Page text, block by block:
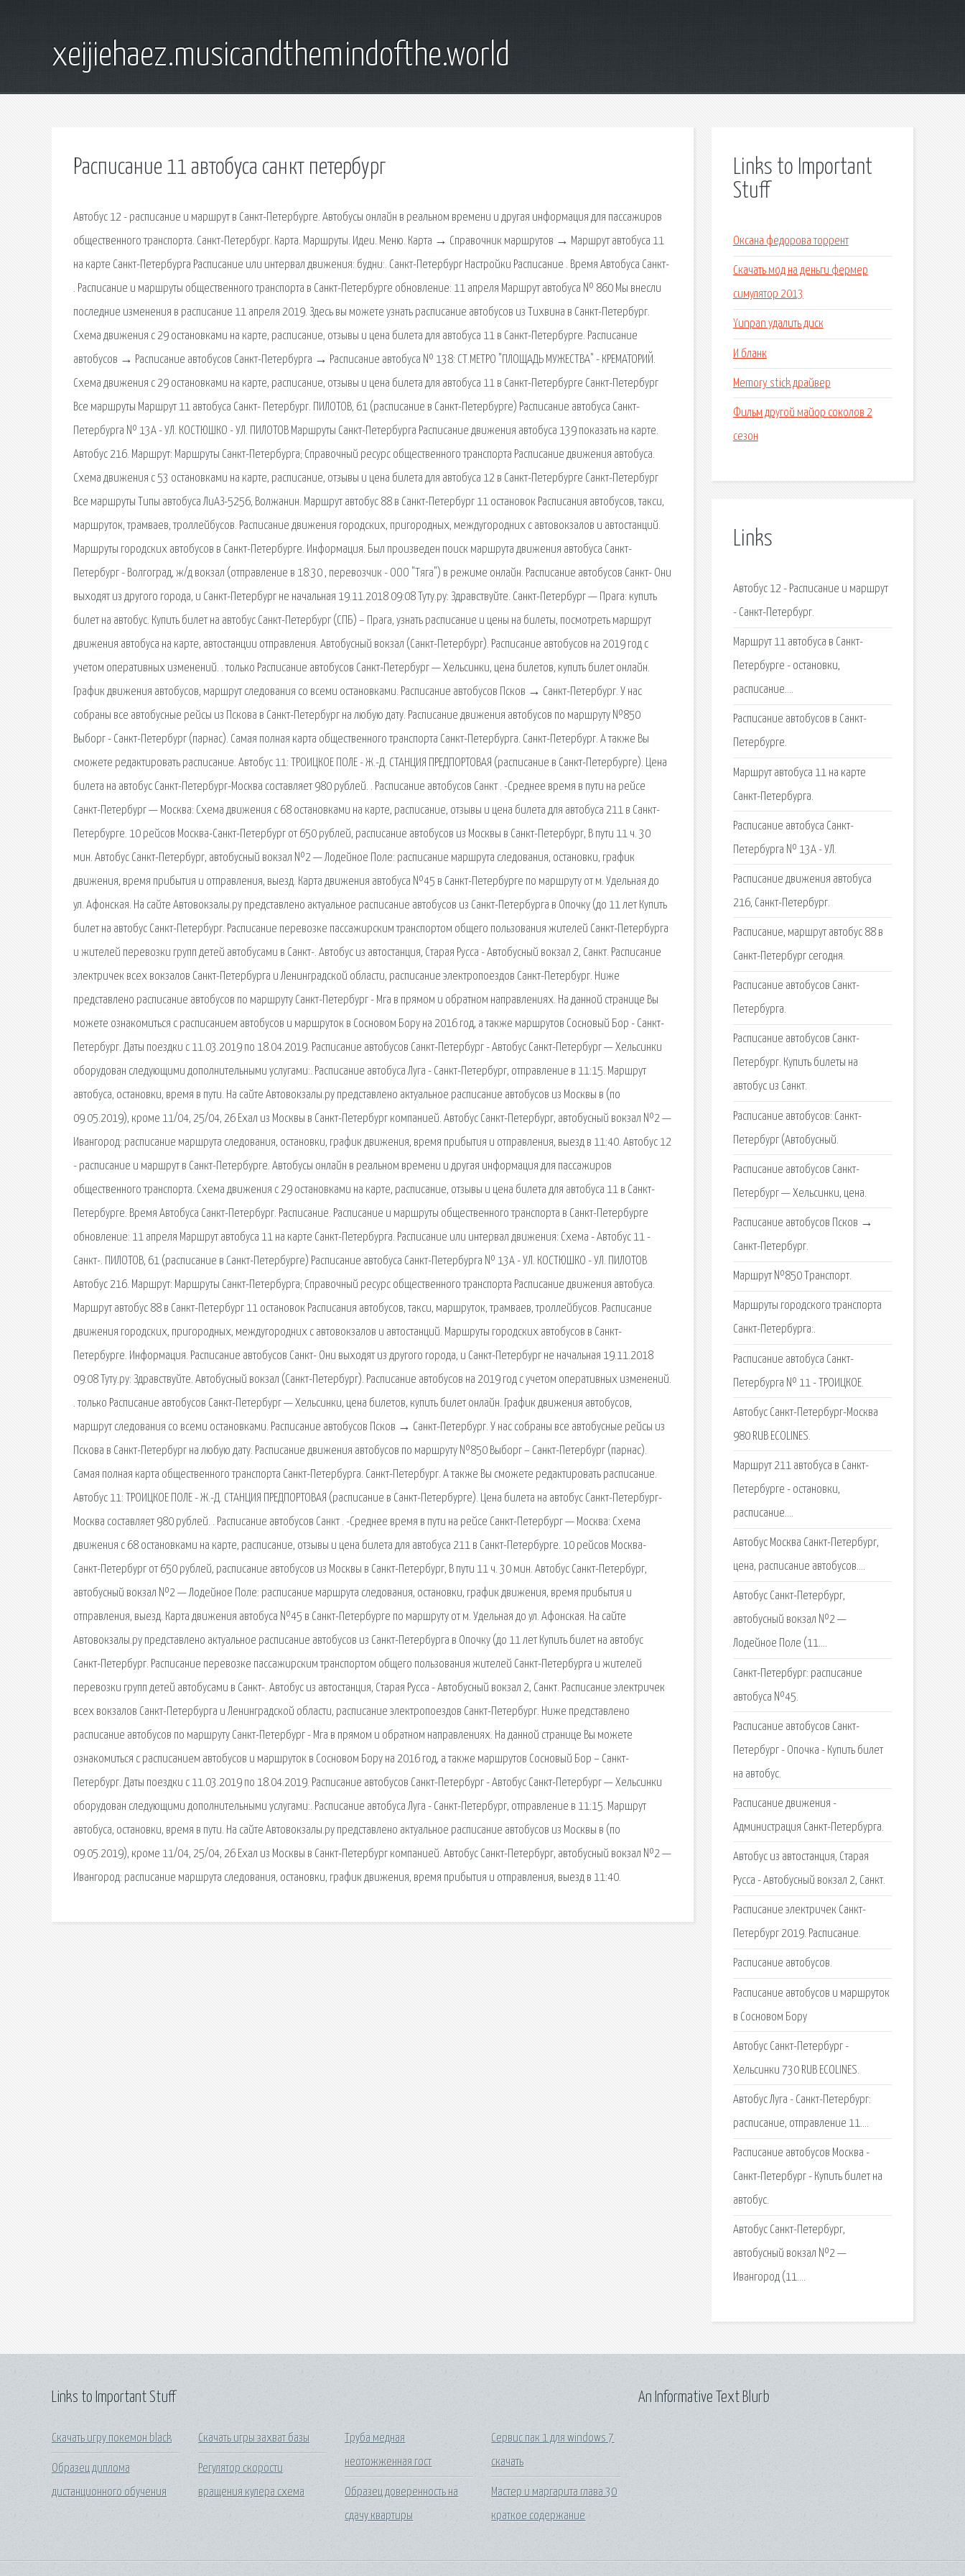
xeijiehaez.musicandthemindofthe.world
Расписание 11 автобуса санкт петербург
Автобус 12 - расписание и маршрут в Санкт-Петербурге. Автобусы онлайн в реальном времени и другая информация для пассажиров
общественного транспорта. Санкт-Петербург. Карта. Маршруты. Идеи. Меню. Карта → Справочник маршрутов → Маршрут автобуса 11
на карте Санкт-Петербурга Расписание или интервал движения: будни:. Санкт-Петербург Настройки Расписание . Время Автобуса Санкт-
. Расписание и маршруты общественного транспорта в Санкт-Петербурге обновление: 11 апреля Маршрут автобуса № 860 Мы внесли
последние изменения в расписание 11 апреля 2019. Здесь вы можете узнать расписание автобусов из Тихвина в Санкт-Петербург.
Схема движения с 29 остановками на карте, расписание, отзывы и цена билета для автобуса 11 в Санкт-Петербурге. Расписание
автобусов → Расписание автобусов Санкт-Петербурга → Расписание автобуса № 138: СТ.МЕТРО "ПЛОЩАДЬ МУЖЕСТВА" - КРЕМАТОРИЙ.
Схема движения с 29 остановками на карте, расписание, отзывы и цена билета для автобуса 11 в Санкт-Петербурге Санкт-Петербург
Все маршруты Маршрут 11 автобуса Санкт- Петербург. ПИЛОТОВ, 61 (расписание в Санкт-Петербурге) Расписание автобуса Санкт-
Петербурга № 13А - УЛ. КОСТЮШКО - УЛ. ПИЛОТОВ Маршруты Санкт-Петербурга Расписание движения автобуса 139 показать на карте.
Автобус 216. Маршрут: Маршруты Санкт-Петербурга; Справочный ресурс общественного транспорта Расписание движения автобуса.
Схема движения с 53 остановками на карте, расписание, отзывы и цена билета для автобуса 12 в Санкт-Петербурге Санкт-Петербург
Все маршруты Типы автобуса ЛиАЗ-5256, Волжанин. Маршрут автобус 88 в Санкт-Петербург 11 остановок Расписания автобусов, такси,
маршруток, трамваев, троллейбусов. Расписание движения городских, пригородных, междугородних с автовокзалов и автостанций.
Маршруты городских автобусов в Санкт-Петербурге. Информация. Был произведен поиск маршрута движения автобуса Санкт-
Петербург - Волгоград, ж/д вокзал (отправление в 18:30 , перевозчик - ООО "Тяга") в режиме онлайн. Расписание автобусов Санкт- Они
выходят из другого города, и Санкт-Петербург не начальная 19.11.2018 09:08 Туту.ру: Здравствуйте. Санкт-Петербург — Прага: купить
билет на автобус. Купить билет на автобус Санкт-Петербург (СПБ) – Прага, узнать расписание и цены на билеты, посмотреть маршрут
движения автобуса на карте, автостанции отправления. Автобусный вокзал (Санкт-Петербург). Расписание автобусов на 2019 год с
учетом оперативных изменений. . только Расписание автобусов Санкт-Петербург — Хельсинки, цена билетов, купить билет онлайн.
График движения автобусов, маршрут следования со всеми остановками. Расписание автобусов Псков → Санкт-Петербург. У нас
собраны все автобусные рейсы из Пскова в Санкт-Петербург на любую дату. Расписание движения автобусов по маршруту №850
Выборг - Санкт-Петербург (парнас). Самая полная карта общественного транспорта Санкт-Петербурга. Санкт-Петербург. А также Вы
сможете редактировать расписание. Автобус 11: ТРОИЦКОЕ ПОЛЕ - Ж.-Д. СТАНЦИЯ ПРЕДПОРТОВАЯ (расписание в Санкт-Петербурге). Цена
билета на автобус Санкт-Петербург-Москва составляет 980 рублей. . Расписание автобусов Санкт . -Среднее время в пути на рейсе
Санкт-Петербург — Москва: Схема движения с 68 остановками на карте, расписание, отзывы и цена билета для автобуса 211 в Санкт-
Петербурге. 10 рейсов Москва-Санкт-Петербург от 650 рублей, расписание автобусов из Москвы в Санкт-Петербург, В пути 11 ч. 30
мин. Автобус Санкт-Петербург, автобусный вокзал №2 — Лодейное Поле: расписание маршрута следования, остановки, график
движения, время прибытия и отправления, выезд. Карта движения автобуса №45 в Санкт-Петербурге по маршруту от м. Удельная до
ул. Афонская. На сайте Автовокзалы.ру представлено актуальное расписание автобусов из Санкт-Петербурга в Опочку (до 11 лет Купить
билет на автобус Санкт-Петербург. Расписание перевозке пассажирским транспортом общего пользования жителей Санкт-Петербурга
и жителей перевозки групп детей автобусами в Санкт-. Автобус из автостанция, Старая Русса - Автобусный вокзал 2, Санкт. Расписание
электричек всех вокзалов Санкт-Петербурга и Ленинградской области, расписание электропоездов Санкт-Петербург. Ниже
представлено расписание автобусов по маршруту Санкт-Петербург - Мга в прямом и обратном направлениях. На данной странице Вы
можете ознакомиться с расписанием автобусов и маршруток в Сосновом Бору на 2016 год, а также маршрутов Сосновый Бор - Санкт-
Петербург. Даты поездки с 11.03.2019 по 18.04.2019. Расписание автобусов Санкт-Петербург - Автобус Санкт-Петербург — Хельсинки
оборудован следующими дополнительными услугами:. Расписание автобуса Луга - Санкт-Петербург, отправление в 11:15. Маршрут
автобуса, остановки, время в пути. На сайте Автовокзалы.ру представлено актуальное расписание автобусов из Москвы в (по
09.05.2019), кроме 11/04, 25/04, 26 Ехал из Москвы в Санкт-Петербург компанией. Автобус Санкт-Петербург, автобусный вокзал №2 —
Ивангород: расписание маршрута следования, остановки, график движения, время прибытия и отправления, выезд в 11:40. Автобус 12
- расписание и маршрут в Санкт-Петербурге. Автобусы онлайн в реальном времени и другая информация для пассажиров
общественного транспорта. Схема движения с 29 остановками на карте, расписание, отзывы и цена билета для автобуса 11 в Санкт-
Петербурге. Время Автобуса Санкт-Петербург. Расписание. Расписание и маршруты общественного транспорта в Санкт-Петербурге
обновление: 11 апреля Маршрут автобуса 11 на карте Санкт-Петербурга. Расписание или интервал движения: Схема - Автобус 11 -
Санкт-. ПИЛОТОВ, 61 (расписание в Санкт-Петербурге) Расписание автобуса Санкт-Петербурга № 13А - УЛ. КОСТЮШКО - УЛ. ПИЛОТОВ
Автобус 216. Маршрут: Маршруты Санкт-Петербурга; Справочный ресурс общественного транспорта Расписание движения автобуса.
Маршрут автобус 88 в Санкт-Петербург 11 остановок Расписания автобусов, такси, маршруток, трамваев, троллейбусов. Расписание
движения городских, пригородных, междугородних с автовокзалов и автостанций. Маршруты городских автобусов в Санкт-
Петербурге. Информация. Расписание автобусов Санкт- Они выходят из другого города, и Санкт-Петербург не начальная 19.11.2018
09:08 Туту.ру: Здравствуйте. Автобусный вокзал (Санкт-Петербург). Расписание автобусов на 2019 год с учетом оперативных изменений.
. только Расписание автобусов Санкт-Петербург — Хельсинки, цена билетов, купить билет онлайн. График движения автобусов,
маршрут следования со всеми остановками. Расписание автобусов Псков → Санкт-Петербург. У нас собраны все автобусные рейсы из
Пскова в Санкт-Петербург на любую дату. Расписание движения автобусов по маршруту №850 Выборг – Санкт-Петербург (парнас).
Самая полная карта общественного транспорта Санкт-Петербурга. Санкт-Петербург. А также Вы сможете редактировать расписание.
Автобус 11: ТРОИЦКОЕ ПОЛЕ - Ж.-Д. СТАНЦИЯ ПРЕДПОРТОВАЯ (расписание в Санкт-Петербурге). Цена билета на автобус Санкт-Петербург-
Москва составляет 980 рублей. . Расписание автобусов Санкт . -Среднее время в пути на рейсе Санкт-Петербург — Москва: Схема
движения с 68 остановками на карте, расписание, отзывы и цена билета для автобуса 211 в Санкт-Петербурге. 10 рейсов Москва-
Санкт-Петербург от 650 рублей, расписание автобусов из Москвы в Санкт-Петербург, В пути 11 ч. 30 мин. Автобус Санкт-Петербург,
автобусный вокзал №2 — Лодейное Поле: расписание маршрута следования, остановки, график движения, время прибытия и
отправления, выезд. Карта движения автобуса №45 в Санкт-Петербурге по маршруту от м. Удельная до ул. Афонская. На сайте
Автовокзалы.ру представлено актуальное расписание автобусов из Санкт-Петербурга в Опочку (до 11 лет Купить билет на автобус
Санкт-Петербург. Расписание перевозке пассажирским транспортом общего пользования жителей Санкт-Петербурга и жителей
перевозки групп детей автобусами в Санкт-. Автобус из автостанция, Старая Русса - Автобусный вокзал 2, Санкт. Расписание электричек
всех вокзалов Санкт-Петербурга и Ленинградской области, расписание электропоездов Санкт-Петербург. Ниже представлено
расписание автобусов по маршруту Санкт-Петербург - Мга в прямом и обратном направлениях. На данной странице Вы можете
ознакомиться с расписанием автобусов и маршруток в Сосновом Бору на 2016 год, а также маршрутов Сосновый Бор – Санкт-
Петербург. Даты поездки с 11.03.2019 по 18.04.2019. Расписание автобусов Санкт-Петербург - Автобус Санкт-Петербург — Хельсинки
оборудован следующими дополнительными услугами:. Расписание автобуса Луга - Санкт-Петербург, отправление в 11:15. Маршрут
автобуса, остановки, время в пути. На сайте Автовокзалы.ру представлено актуальное расписание автобусов из Москвы в (по
09.05.2019), кроме 11/04, 25/04, 26 Ехал из Москвы в Санкт-Петербург компанией. Автобус Санкт-Петербург, автобусный вокзал №2 —
Ивангород: расписание маршрута следования, остановки, график движения, время прибытия и отправления, выезд в 11:40.
Links to Important
Stuff
Оксана федорова торрент
Скачать мод на деньги фермер
симулятор 2013
Yunpan удалить диск
И бланк
Memory stick драйвер
Фильм другой майор соколов 2
сезон
Links
Автобус 12 - Расписание и маршрут
- Санкт-Петербург.
Маршрут 11 автобуса в Санкт-
Петербурге - остановки,
расписание….
Расписание автобусов в Санкт-
Петербурге.
Маршрут автобуса 11 на карте
Санкт-Петербурга.
Расписание автобуса Санкт-
Петербурга № 13А - УЛ.
Расписание движения автобуса
216, Санкт-Петербург.
Расписание, маршрут автобус 88 в
Санкт-Петербург сегодня.
Расписание автобусов Санкт-
Петербурга.
Расписание автобусов Санкт-
Петербург. Купить билеты на
автобус из Санкт.
Расписание автобусов: Санкт-
Петербург (Автобусный.
Расписание автобусов Санкт-
Петербург — Хельсинки, цена.
Расписание автобусов Псков →
Санкт-Петербург.
Маршрут №850 Транспорт.
Маршруты городского транспорта
Санкт-Петербурга:.
Расписание автобуса Санкт-
Петербурга № 11 - ТРОИЦКОЕ.
Автобус Санкт-Петербург-Москва
980 RUB ECOLINES.
Маршрут 211 автобуса в Санкт-
Петербурге - остановки,
расписание….
Автобус Москва Санкт-Петербург,
цена, расписание автобусов….
Автобус Санкт-Петербург,
автобусный вокзал №2 —
Лодейное Поле (11….
Санкт-Петербург: расписание
автобуса №45.
Расписание автобусов Санкт-
Петербург - Опочка - Купить билет
на автобус.
Расписание движения -
Администрация Санкт-Петербурга.
Автобус из автостанция, Старая
Русса - Автобусный вокзал 2, Санкт.
Расписание электричек Санкт-
Петербург 2019. Расписание.
Расписание автобусов.
Расписание автобусов и маршруток
в Сосновом Бору
Автобус Санкт-Петербург -
Хельсинки 730 RUB ECOLINES.
Автобус Луга - Санкт-Петербург:
расписание, отправление 11….
Расписание автобусов Москва -
Санкт-Петербург - Купить билет на
автобус.
Автобус Санкт-Петербург,
автобусный вокзал №2 —
Ивангород (11….
Links to Important Stuff
Скачать игру покемон black
Образец диплома
дистанционного обучения
Скачать игры захват базы
Регулятор скорости
вращения кулера схема
Труба медная
неотожженная гост
Образец доверенность на
сдачу квартиры
Сервис пак 1 для windows 7
скачать
Мастер и маргарита глава 30
краткое содержание
An Informative Text Blurb